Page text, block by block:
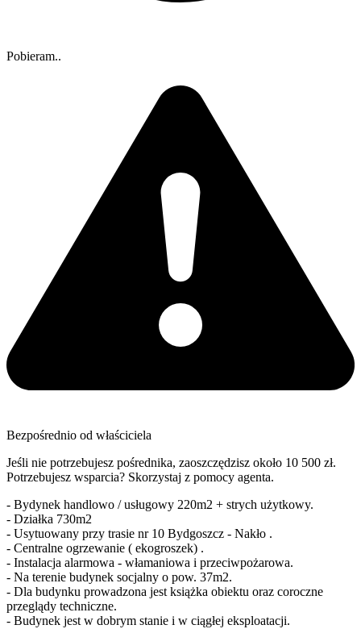
Pobieram..
Bezpośrednio od właściciela
Jeśli nie potrzebujesz pośrednika, zaoszczędzisz około 10 500 zł.
Potrzebujesz wsparcia? Skorzystaj z pomocy agenta.
- Bydynek handlowo / usługowy 220m2 + strych użytkowy.
- Działka 730m2
- Usytuowany przy trasie nr 10 Bydgoszcz - Nakło .
- Centralne ogrzewanie ( ekogroszek) .
- Instalacja alarmowa - włamaniowa i przeciwpożarowa.
- Na terenie budynek socjalny o pow. 37m2.
- Dla budynku prowadzona jest książka obiektu oraz coroczne
przeglądy techniczne.
- Budynek jest w dobrym stanie i w ciągłej eksploatacji.